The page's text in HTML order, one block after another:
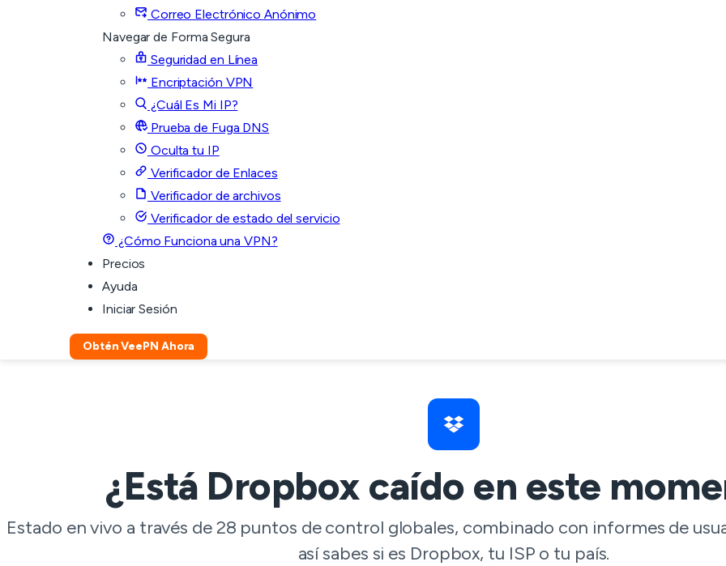
Correo Electrónico Anónimo
Navegar de Forma Segura
Seguridad en Línea
Encriptación VPN
¿Cuál Es Mi IP?
Prueba de Fuga DNS
Oculta tu IP
Verificador de Enlaces
Verificador de archivos
Verificador de estado del servicio
¿Cómo Funciona una VPN?
Precios
Ayuda
Iniciar Sesión
Obtén VeePN Ahora
¿Está Dropbox caído en este
Estado en vivo a través de 28 puntos de control globales, combinado con informes de
así sabes si es Dropbox, tu ISP o tu país.